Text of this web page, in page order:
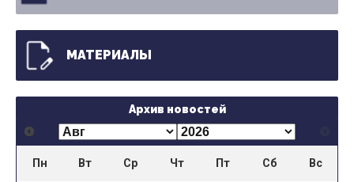
МАТЕРИАЛЫ
Архив новостей
Пн Вт Ср Чт Пт Сб Вс